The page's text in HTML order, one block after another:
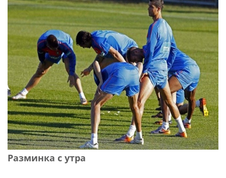
Разминка с утра